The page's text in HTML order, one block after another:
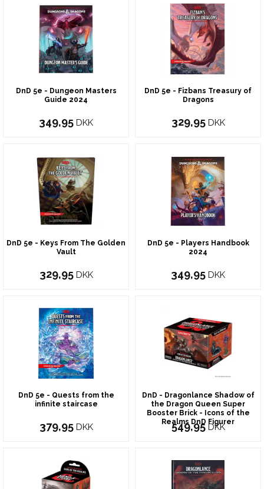
DnD 5e - Dungeon Masters
Guide 2024
349,95 DKK
DnD 5e - Fizbans Treasury of
Dragons
329,95 DKK
DnD 5e - Keys From The Golden
Vault
329,95 DKK
DnD 5e - Players Handbook
2024
349,95 DKK
DnD 5e - Quests from the
infinite staircase
379,95 DKK
DnD - Dragonlance Shadow of
the Dragon Queen Super
Booster Brick - Icons of the
Realms DnD Figurer
549,95 DKK